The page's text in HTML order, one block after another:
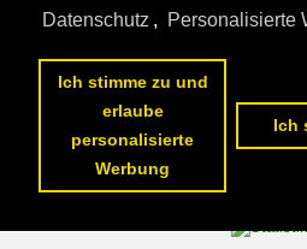
Datenschutzerklärung
Datenschutz , Personalisierte
Ich stimme zu und
erlaube
personalisierte
Werbung
Ich